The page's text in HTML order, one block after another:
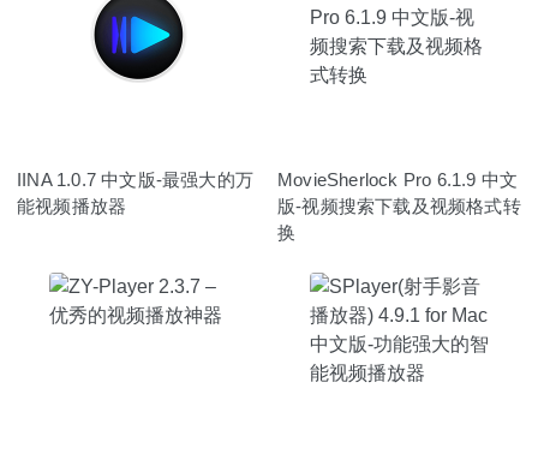
IINA 1.0.7 中文版-最强大的万
能视频播放器
MovieSherlock Pro 6.1.9 中文
版-视频搜索下载及视频格式转
换